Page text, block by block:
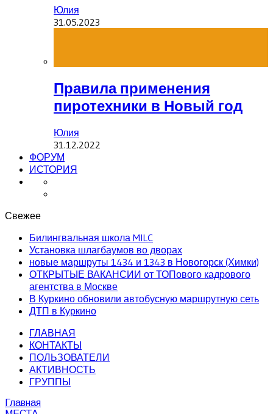
Юлия
31.05.2023
Правила применения
пиротехники в Новый год
Юлия
31.12.2022
ФОРУМ
ИСТОРИЯ
Свежее
Билингвальная школа MILC
Установка шлагбаумов во дворах
новые маршруты 1434 и 1343 в Новогорск (Химки)
ОТКРЫТЫЕ ВАКАНСИИ от ТОПового кадрового
агентства в Москве
В Куркино обновили автобусную маршрутную сеть
ДТП в Куркино
ГЛАВНАЯ
КОНТАКТЫ
ПОЛЬЗОВАТЕЛИ
АКТИВНОСТЬ
ГРУППЫ
Главная